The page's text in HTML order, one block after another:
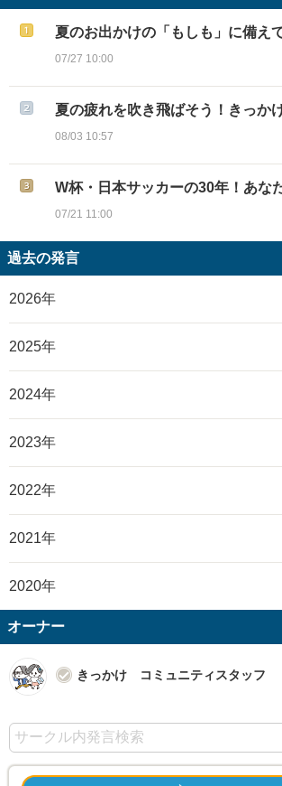
夏のお出かけの「もしも」に備え
07/27 10:00
夏の疲れを吹き飛ばそう！きっか
08/03 10:57
W杯・日本サッカーの30年！あな
07/21 11:00
過去の発言
2026年
2025年
2024年
2023年
2022年
2021年
2020年
オーナー
きっかけ コミュニティスタッフ